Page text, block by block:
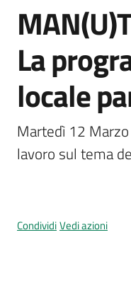
Novità
Servizi
Vivere
l'Unione
Menu selezionato
gli
Salta al contenuto
La
locale
Martedì 12
lavoro sul tema
CondividiVedi azioni